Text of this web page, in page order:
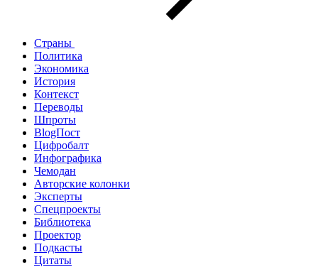
Страны
Политика
Экономика
История
Контекст
Переводы
Шпроты
BlogПост
Цифробалт
Инфографика
Чемодан
Авторские колонки
Эксперты
Спецпроекты
Библиотека
Проектор
Подкасты
Цитаты